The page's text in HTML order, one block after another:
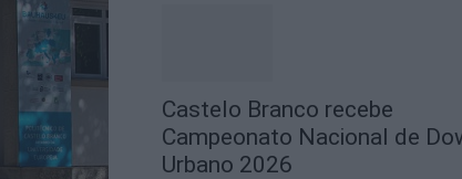
Castelo Branco recebe
Campeonato Nacional de
Urbano 2026